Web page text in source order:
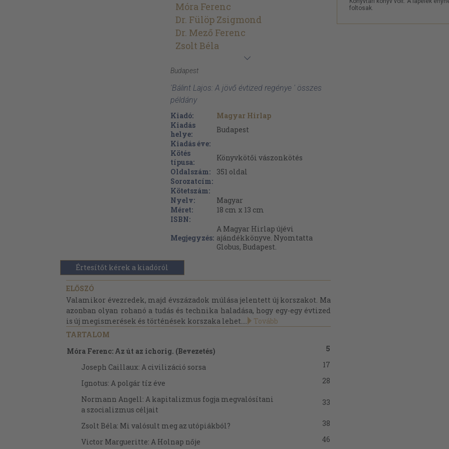
Móra Ferenc
Dr. Fülöp Zsigmond
Dr. Mező Ferenc
Zsolt Béla
Budapest
'Bálint Lajos: A jövő évtized regénye ' összes
példány
Kiadó:
Magyar Hirlap
Kiadás
helye:
Budapest
Kiadás éve:
Kötés
típusa:
Könyvkötői vászonkötés
Oldalszám:
351 oldal
Sorozatcím:
Kötetszám:
Nyelv:
Magyar
Méret:
18 cm x 13 cm
ISBN:
Megjegyzés:
A Magyar Hirlap újévi
ajándékkönyve. Nyomtatta
Globus, Budapest.
Értesítőt kérek a kiadóról
ELŐSZÓ
Valamikor évezredek, majd évszázadok múlása jelentett új korszakot. Ma
azonban olyan rohanó a tudás és technika haladása, hogy egy-egy évtized
is új megismerések és történések korszaka lehet....
Tovább
TARTALOM
Móra Ferenc: Az út az ichorig. (Bevezetés)
5
Joseph Caillaux: A civilizáció sorsa
17
Ignotus: A polgár tíz éve
28
Normann Angell: A kapitalizmus fogja megvalósítani
a szocializmus céljait
33
Zsolt Béla: Mi valósult meg az utópiákból?
38
Victor Margueritte: A Holnap nője
46
foltosak.